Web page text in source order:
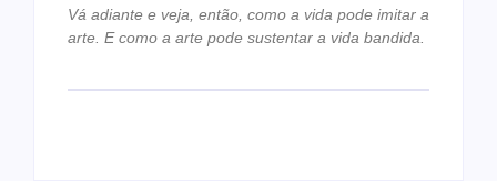
Vá adiante e veja, então, como a vida pode imitar a
arte. E como a arte pode sustentar a vida bandida.